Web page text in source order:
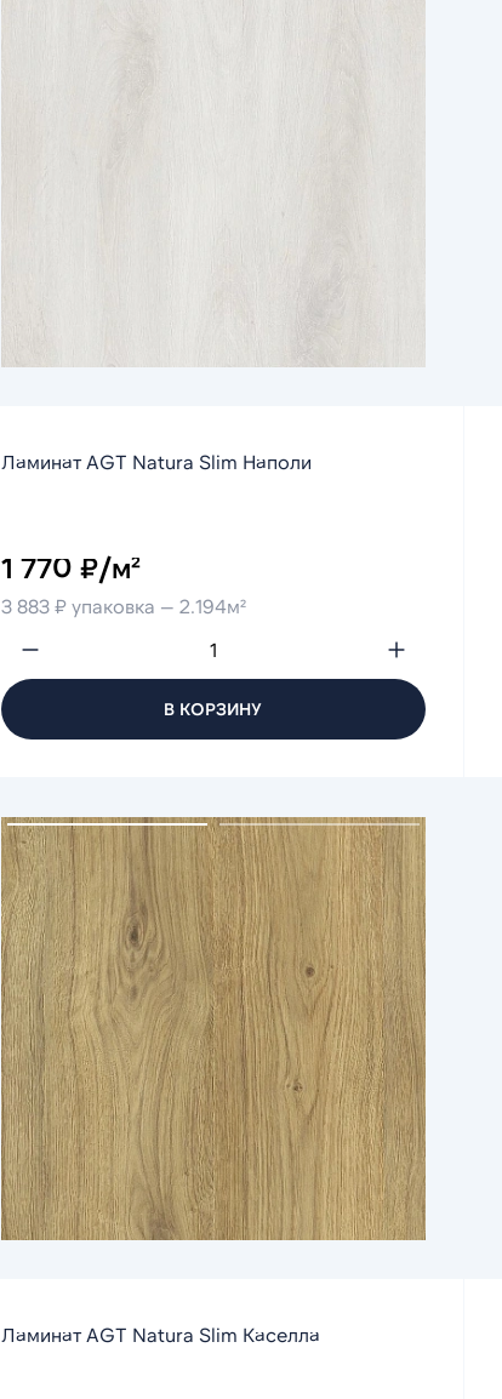
Ламинат AGT Natura Slim Наполи
1 770 ₽/м²
3 883 ₽ упаковка — 2.194м²
В КОРЗИНУ
Ламинат AGT Natura Slim Каселла